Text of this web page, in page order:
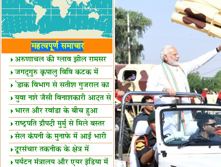
महत्वपूर्ण समाचार
अरुणाचल की ग्लाव झील रामसर
स्थल घोषित
जगद्गुरु कृपालु विवि कटक में
शैक्षिक सत्र शुरू
'डाक विभाग से सतीश गुजराल का
रिश्ता गहरा'
युवा नशे जैसी विनाशकारी आदत से
दूर रहें-मोदी
भारत और रवांडा के बीच हुआ
व्यापार विस्तार
राष्ट्रपति द्रौपदी मुर्मु से मिले बस्तर
के प्रतिनिधि
सेल कंपनी के मुनाफे में आई भारी
उछाल!
दूरसंचार तकनीक के क्षेत्र में
उत्कृष्टता पुरस्कार
पर्यटन मंत्रालय और एयर इंडिया में